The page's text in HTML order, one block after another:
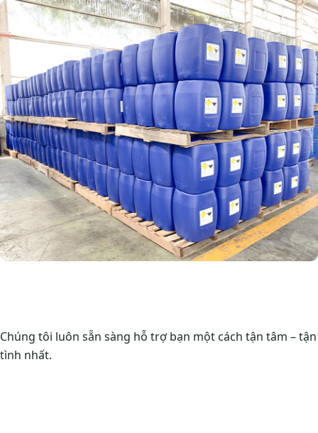
Chúng tôi luôn sẵn sàng hỗ trợ bạn một cách tận tâm – tận
tình nhất.